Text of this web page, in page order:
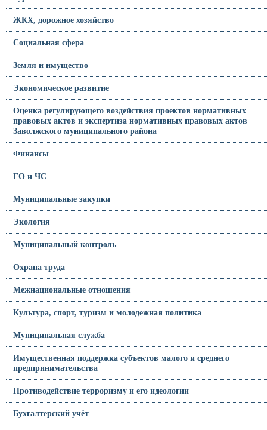
ЖКХ, дорожное хозяйство
Социальная сфера
Земля и имущество
Экономическое развитие
Оценка регулирующего воздействия проектов нормативных
правовых актов и экспертиза нормативных правовых актов
Заволжского муниципального района
Финансы
ГО и ЧС
Муниципальные закупки
Экология
Муниципальный контроль
Охрана труда
Межнациональные отношения
Культура, спорт, туризм и молодежная политика
Муниципальная служба
Имущественная поддержка субъектов малого и среднего
предпринимательства
Противодействие терроризму и его идеологии
Бухгалтерский учёт